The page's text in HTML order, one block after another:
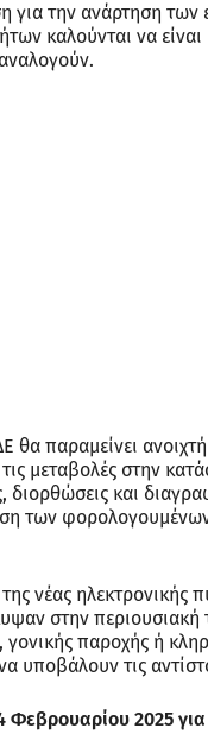
για την ανάρτηση των
καλούνται να
παραμείνει
μεταβολές στην
και
των
νέας
στην περιουσιακή
παροχής ή
υποβάλουν τις
Φεβρουαρίου 2025